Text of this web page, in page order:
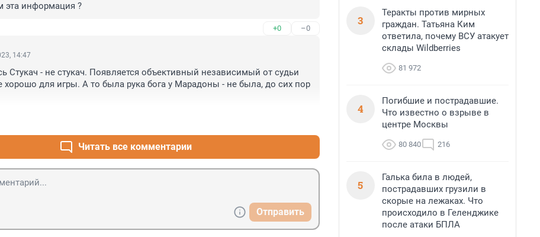
эта информация ?
+0 –0
14:47
Стукач - не стукач. Появляется объективный независимый от судьи
хорошо для игры. А то была рука бога у Марадоны - не была, до сих пор
Читать все комментарии
Отправить
3
Теракты против мирных
граждан. Татьяна Ким
ответила, почему ВСУ атакует
склады Wildberries
81 972
4
Погибшие и пострадавшие.
Что известно о взрыве в
центре Москвы
80 840 216
5
Галька била в людей,
пострадавших грузили в
скорые на лежаках. Что
происходило в Геленджике
после атаки БПЛА